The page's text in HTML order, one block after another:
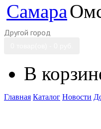
Самара
Другой город
В
Главная Каталог Новости